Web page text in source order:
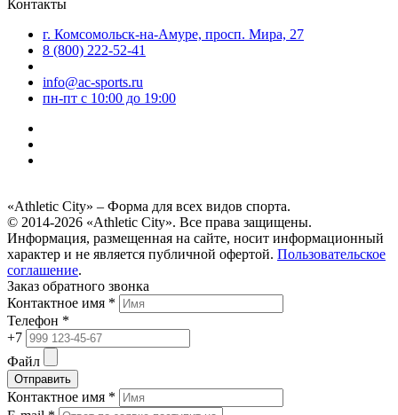
Контакты
г. Комсомольск-на-Амуре, просп. Мира, 27
8 (800) 222-52-41
info@ac-sports.ru
пн-пт c 10:00 до 19:00
«Athletic City» – Форма для всех видов спорта.
© 2014-2026 «Athletic City». Все права защищены.
Информация, размещенная на сайте, носит информационный
характер и не является публичной офертой. Пользовательское
соглашение.
Заказ обратного звонка
Контактное имя *
Телефон *
+7
Файл
Отправить
Контактное имя *